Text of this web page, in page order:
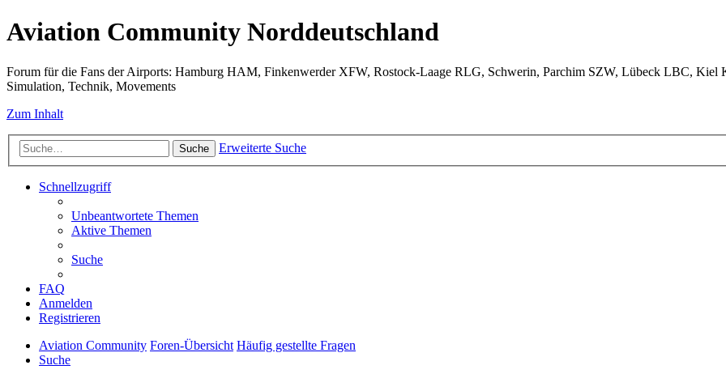
Aviation Community Norddeutschland
Forum für die Fans der Airports: Hamburg HAM, Finkenwerder XFW, Rostock-Laage RLG, Schwerin, Parchim SZW, Lübeck LBC, Kiel
Simulation, Technik, Movements
Zum Inhalt
Suche Erweiterte Suche
Schnellzugriff
Unbeantwortete Themen
Aktive Themen
Suche
FAQ
Anmelden
Registrieren
Aviation Community Foren-Übersicht Häufig gestellte Fragen
Suche